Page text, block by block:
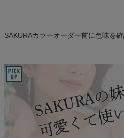
SAKURAカラーオーダー前に色味を